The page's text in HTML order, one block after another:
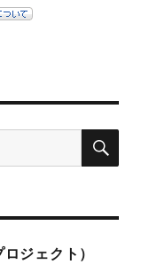
検
ジェクト）